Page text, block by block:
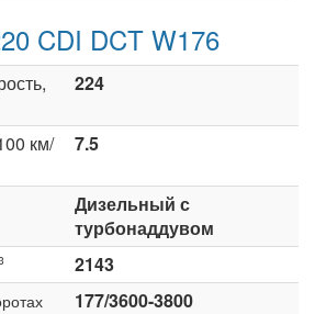
CDI DCT W176
224
км/
7.5
Дизельный с
турбонаддувом
2143
177/3600-3800